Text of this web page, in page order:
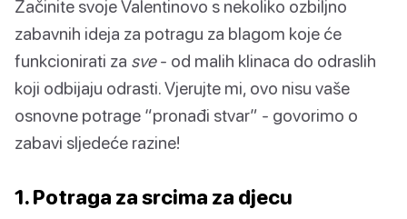
Začinite svoje Valentinovo s nekoliko ozbiljno
zabavnih ideja za potragu za blagom koje će
funkcionirati za sve- od malih klinaca do odraslih
koji odbijaju odrasti. Vjerujte mi, ovo nisu vaše
osnovne potrage “pronađi stvar” - govorimo o
zabavi sljedeće razine!
1. Potraga za srcima za djecu